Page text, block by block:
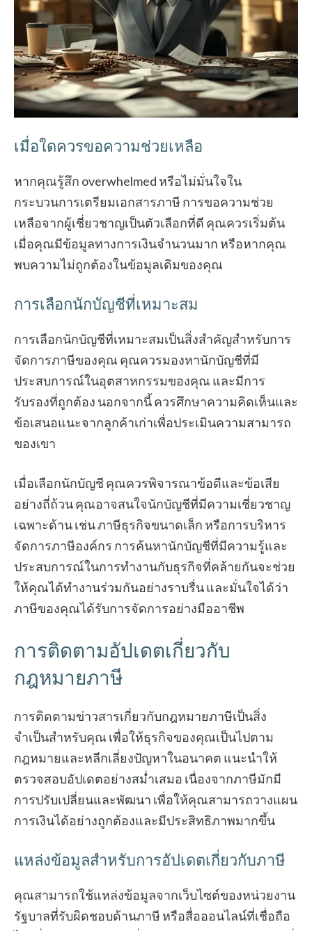
เมื่อใดควรขอความช่วยเหลือ
หากคุณรู้สึก overwhelmed หรือไม่มั่นใจใน
กระบวนการเตรียมเอกสารภาษี การขอความช่วย
เหลือจากผู้เชี่ยวชาญเป็นตัวเลือกที่ดี คุณควรเริ่มต้น
เมื่อคุณมีข้อมูลทางการเงินจำนวนมาก หรือหากคุณ
พบความไม่ถูกต้องในข้อมูลเดิมของคุณ
การเลือกนักบัญชีที่เหมาะสม
การเลือกนักบัญชีที่เหมาะสมเป็นสิ่งสำคัญสำหรับการ
จัดการภาษีของคุณ คุณควรมองหานักบัญชีที่มี
ประสบการณ์ในอุตสาหกรรมของคุณ และมีการ
รับรองที่ถูกต้อง นอกจากนี้ ควรศึกษาความคิดเห็นและ
ข้อเสนอแนะจากลูกค้าเก่าเพื่อประเมินความสามารถ
ของเขา
เมื่อเลือกนักบัญชี คุณควรพิจารณาข้อดีและข้อเสีย
อย่างถี่ถ้วน คุณอาจสนใจนักบัญชีที่มีความเชี่ยวชาญ
เฉพาะด้าน เช่น ภาษีธุรกิจขนาดเล็ก หรือการบริหาร
จัดการภาษีองค์กร การค้นหานักบัญชีที่มีความรู้และ
ประสบการณ์ในการทำงานกับธุรกิจที่คล้ายกันจะช่วย
ให้คุณได้ทำงานร่วมกันอย่างราบรื่น และมั่นใจได้ว่า
ภาษีของคุณได้รับการจัดการอย่างมืออาชีพ
การติดตามอัปเดตเกี่ยวกับ
กฎหมายภาษี
การติดตามข่าวสารเกี่ยวกับกฎหมายภาษีเป็นสิ่ง
จำเป็นสำหรับคุณ เพื่อให้ธุรกิจของคุณเป็นไปตาม
กฎหมายและหลีกเลี่ยงปัญหาในอนาคต แนะนำให้
ตรวจสอบอัปเดตอย่างสม่ำเสมอ เนื่องจากภาษีมักมี
การปรับเปลี่ยนและพัฒนา เพื่อให้คุณสามารถวางแผน
การเงินได้อย่างถูกต้องและมีประสิทธิภาพมากขึ้น
แหล่งข้อมูลสำหรับการอัปเดตเกี่ยวกับภาษี
คุณสามารถใช้แหล่งข้อมูลจากเว็บไซต์ของหน่วยงาน
รัฐบาลที่รับผิดชอบด้านภาษี หรือสื่อออนไลน์ที่เชื่อถือ